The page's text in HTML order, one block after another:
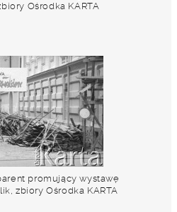
Ośrodka KARTA
promujący wystawę
zbiory Ośrodka KARTA